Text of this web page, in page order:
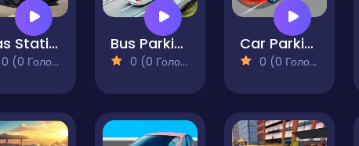
Gas Station Car Driving
0 (0 Голосів)
Bus Parking Simulator
0 (0 Голосів)
Car Parking 3D Pro
0 (0 Голосів)